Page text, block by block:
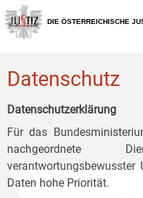
Zur
Hauptnavigation
[1]
Zum
Inhalt
[2]
Zum
Untermenü
[3]
DIE ÖSTERREICHISCHE
Datenschutz
Datenschutzerklärung
Für das
nachgeordnete
verantwortungsbewusster
Daten hohe Priorität.